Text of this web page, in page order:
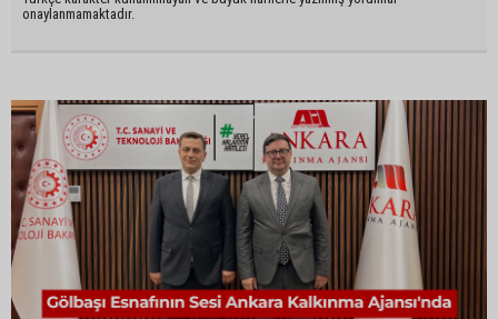
onaylanmamaktadır.